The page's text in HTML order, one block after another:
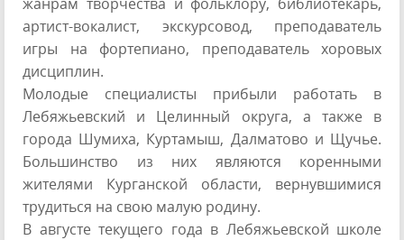
артист-вокалист, экскурсовод, преподаватель
игры на фортепиано, преподаватель хоровых
дисциплин.
Молодые специалисты прибыли работать в
Лебяжьевский и Целинный округа, а также в
города Шумиха, Куртамыш, Далматово и Щучье.
Большинство из них являются коренными
жителями Курганской области, вернувшимися
трудиться на свою малую родину.
В августе текущего года в Лебяжьевской школе